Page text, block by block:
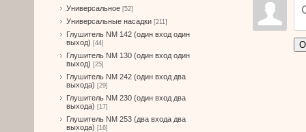
Универсальное [52]
Универсальные насадки [211]
Глушитель NM 142 (один вход один
выход) [44]
Глушитель NM 130 (один вход один
выход) [25]
Глушитель NM 242 (один вход два
выхода) [29]
Глушитель NM 230 (один вход два
выхода) [17]
Глушитель NM 253 (два входа два
выхода) [16]